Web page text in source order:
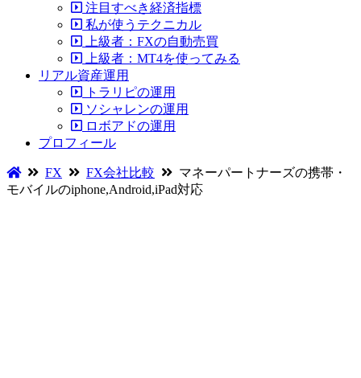
注目すべき経済指標
私が使うテクニカル
上級者：FXの自動売買
上級者：MT4を使ってみる
リアル資産運用
トラリピの運用
ソシャレンの運用
ロボアドの運用
プロフィール
FX FX会社比較
マネーパートナーズの携帯・
モバイルのiphone,Android,iPad対応